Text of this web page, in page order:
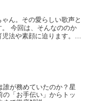
ん。その愛らしい歌声と
今回は、そんなののか
法や素顔に迫ります。
誰が務めていたのか？星
の「お手伝い」からトッ